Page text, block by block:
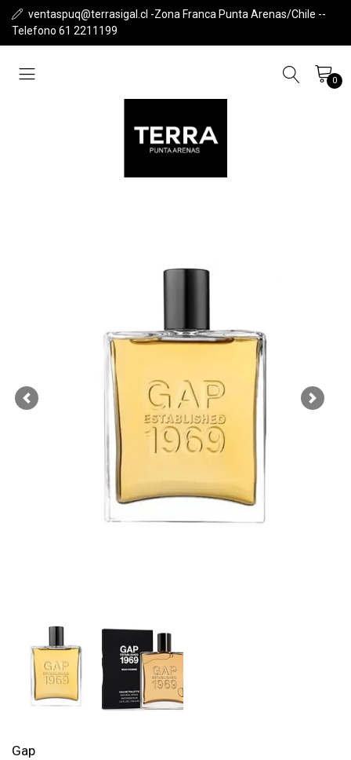
ventaspuq@terrasigal.cl -Zona Franca Punta Arenas/Chile --
Telefono 61 2211199
0
Previous Next
Gap